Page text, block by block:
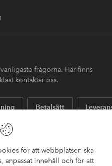
för att webbplatsen ska
anpassat innehåll och för att
frågorna. Här finns
kontaktar oss.
Betalsätt